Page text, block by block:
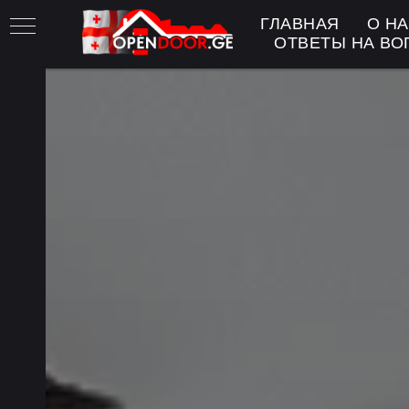
ГЛАВНАЯ О
ОТВЕТЫ НА